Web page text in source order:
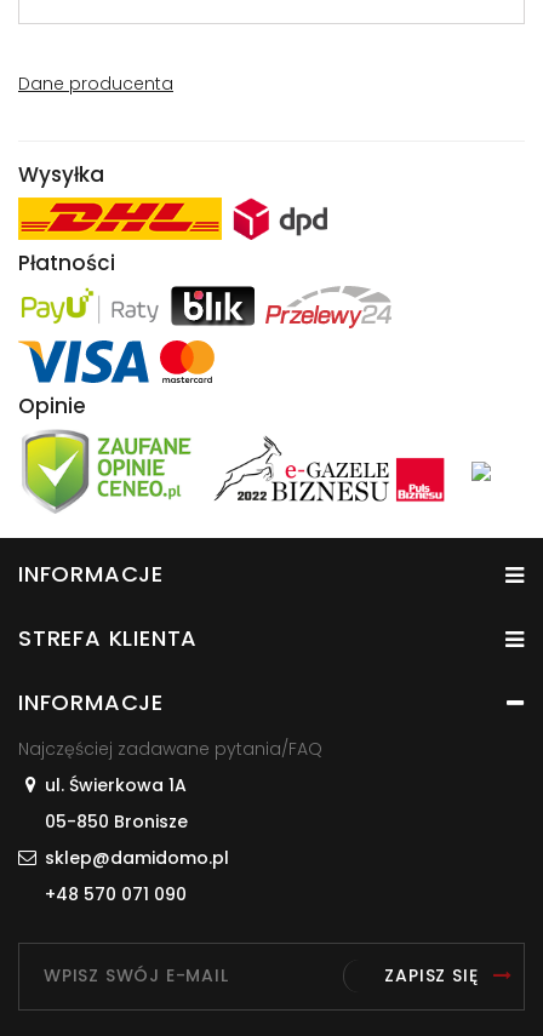
Dane producenta
Wysyłka
Płatności
Opinie
INFORMACJE
STREFA KLIENTA
INFORMACJE
Najczęściej zadawane pytania/FAQ
ul. Świerkowa 1A
05-850 Bronisze
sklep@damidomo.pl
+48 570 071 090
ZAPISZ SIĘ